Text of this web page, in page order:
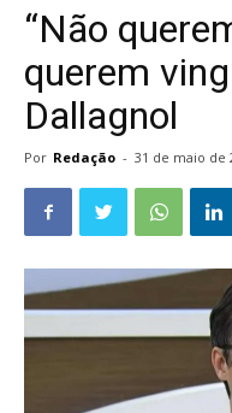
“Não
querem
Dallagnol
Por Redação - 31 de maio de